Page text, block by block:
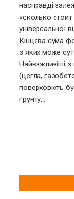
насправді
«сколько
універсальної
Кінцева сума
з яких може
Найважливіші з
(цегла,
поверховість
ґрунту…